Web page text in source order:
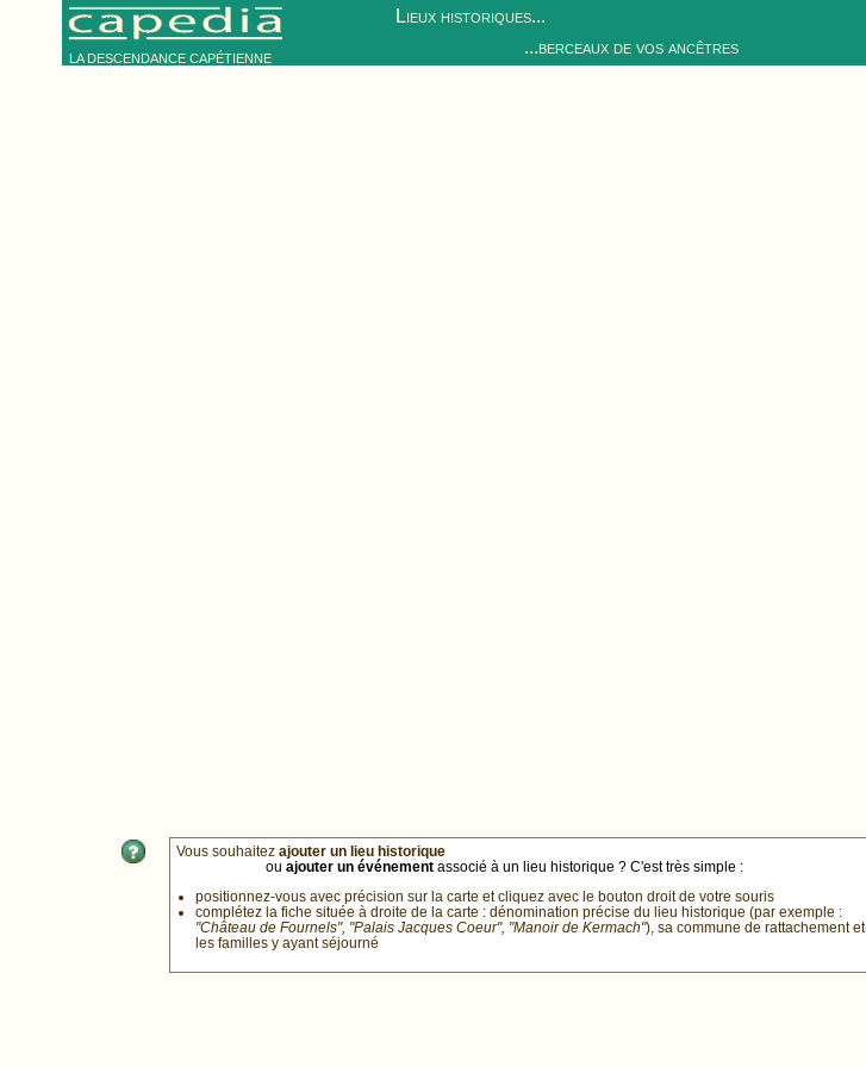
LA DESCENDANCE CAPÉTIENNE
Lieux historiques...
...berceaux de vos ancêtres
Vous souhaitez ajouter un lieu historique
ou ajouter un événement associé à un lieu historique ? C'est très simple :
positionnez-vous avec précision sur la carte et cliquez avec le bouton droit de votre souris
complétez la fiche située à droite de la carte : dénomination précise du lieu historique (par exemple :
"Château de Fournels", "Palais Jacques Coeur", "Manoir de Kermach"), sa commune de rattachement et
les familles y ayant séjourné